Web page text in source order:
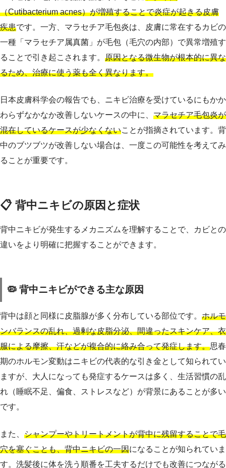
（Cutibacterium acnes）が増殖することで炎症が起きる皮膚
疾患です。一方、マラセチア毛包炎は、皮膚に常在するカビの
一種「マラセチア属真菌」が毛包（毛穴の内部）で異常増殖す
ることで引き起こされます。 原因となる微生物が根本的に異な
るため、治療に使う薬も全く異なります。
日本皮膚科学会の報告でも、ニキビ治療を受けているにもかか
わらずなかなか改善しないケースの中に、 マラセチア毛包炎が
混在しているケースが少なくないことが指摘されています。背
中のブツブツが改善しない場合は、一度この可能性を考えてみ
ることが重要です。
📋 背中ニキビの原因と症状
背中ニキビが発生するメカニズムを理解することで、カビとの
違いをより明確に把握することができます。
🦠 背中ニキビができる主な原因
背中は顔と同様に皮脂腺が多く分布している部位です。 ホルモ
ンバランスの乱れ、過剰な皮脂分泌、間違ったスキンケア、衣
服による摩擦、汗などが複合的に絡み合って発症します。思春
期のホルモン変動はニキビの代表的な引き金として知られてい
ますが、大人になっても発症するケースは多く、生活習慣の乱
れ（睡眠不足、偏食、ストレスなど）が背景にあることが多い
です。
また、 シャンプーやトリートメントが背中に残留することで毛
穴を塞ぐことも、背中ニキビの一因になることが知られていま
す。洗髪後に体を洗う順番を工夫するだけでも改善につながる